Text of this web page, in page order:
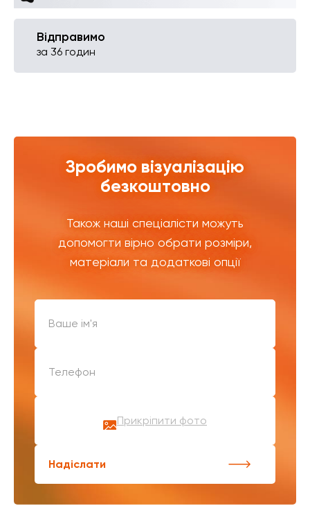
Відправимо
за 36 годин
Зробимо візуалізацію
безкоштовно
Також наші спеціалісти можуть
допомогти вірно обрати розміри,
матеріали та додаткові опції
Прикріпити фото
Надіслати